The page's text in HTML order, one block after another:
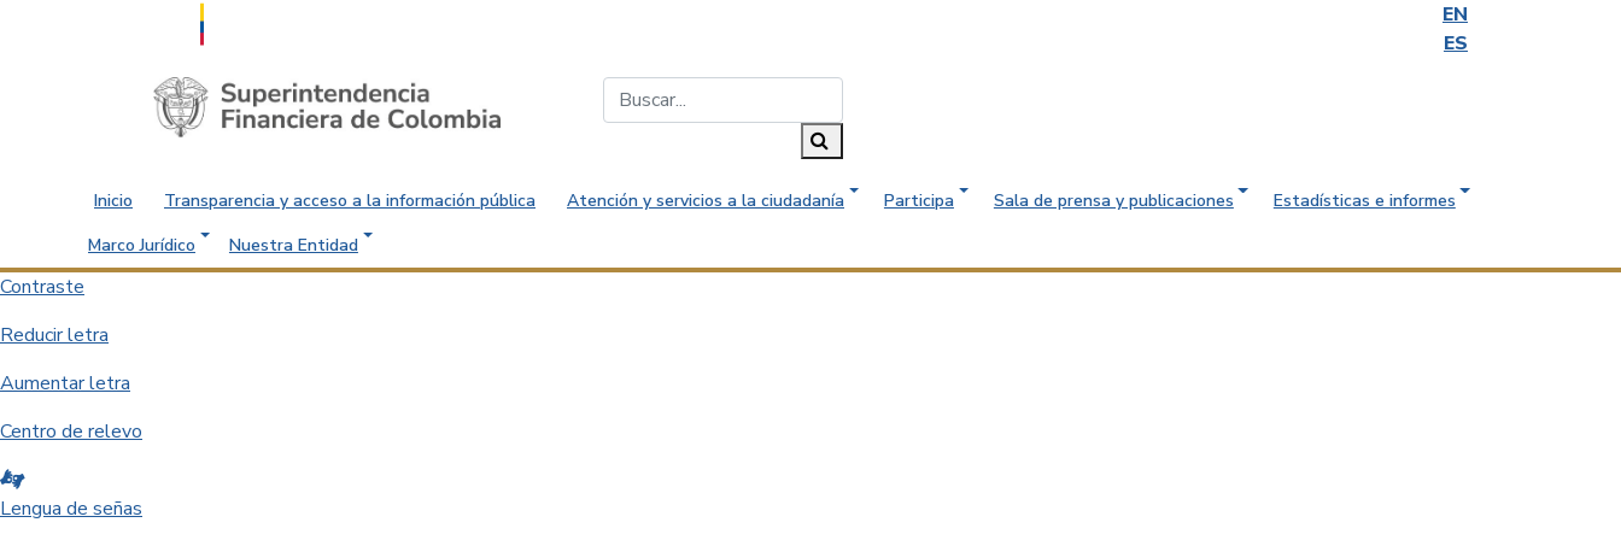
EN
ES
Saltar al contenido principal
Inicio Transparencia y acceso a la información pública Atención y servicios a la ciudadanía Participa Sala de prensa y publicaciones
Estadísticas e informes
Marco Jurídico
Nuestra Entidad
Contraste
Reducir letra
Aumentar letra
Centro de relevo
Lengua de señas